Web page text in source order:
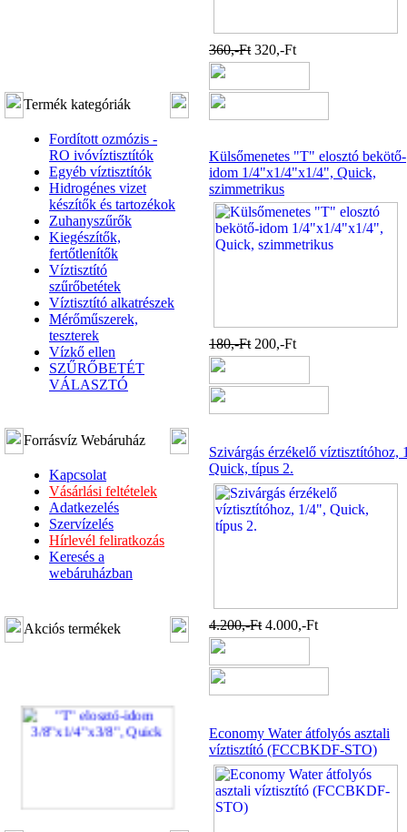
Termék kategóriák
Fordított ozmózis -
RO ivóvíztisztítók
Egyéb víztisztítók
Hidrogénes vizet
készítők és tartozékok
Zuhanyszűrők
Kiegészítők,
fertőtlenítők
Víztisztító
szűrőbetétek
Víztisztító alkatrészek
Mérőműszerek,
teszterek
Vízkő ellen
SZŰRŐBETÉT
VÁLASZTÓ
Forrásvíz Webáruház
Kapcsolat
Vásárlási feltételek
Adatkezelés
Szervízelés
Hírlevél feliratkozás
Keresés a
webáruházban
Akciós termékek
360,-Ft 320,-Ft
Külsőmenetes "T" elosztó bekötő-
idom 1/4"x1/4"x1/4", Quick,
szimmetrikus
180,-Ft 200,-Ft
Szivárgás érzékelő víztisztítóhoz,
Quick, típus 2.
4.200,-Ft 4.000,-Ft
Economy Water átfolyós asztali
víztisztító (FCCBKDF-STO)